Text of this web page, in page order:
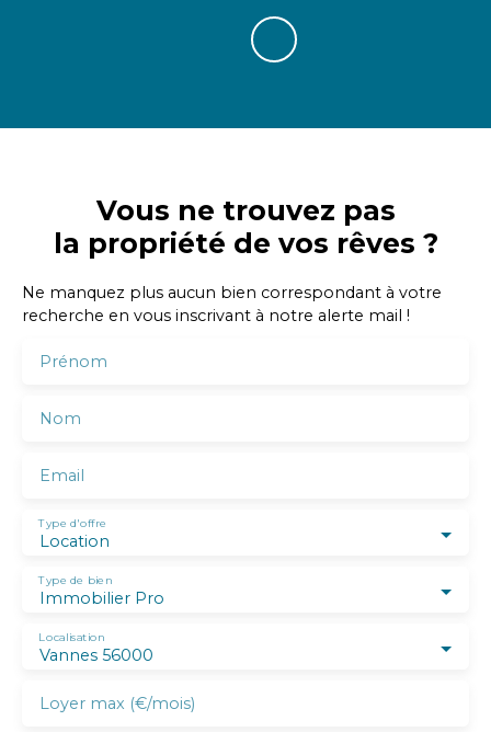
Vous ne trouvez pas
la propriété de vos rêves ?
Ne manquez plus aucun bien correspondant à votre
recherche en vous inscrivant à notre alerte mail !
Prénom
Nom
Email
Location
Type d'offre
Immobilier Pro
Type de bien
Vannes 56000
Localisation
Loyer max (€/mois)